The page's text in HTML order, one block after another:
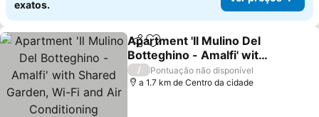
exatos.
PartilharAdicionar aos favoritos
Apartment 'Il Mulino Del
Botteghino - Amalfi' with
Shared Garden, Wi-Fi and
Air Conditioning
/
Pontuação não disponível
a 1.7 km de Centro da cidade